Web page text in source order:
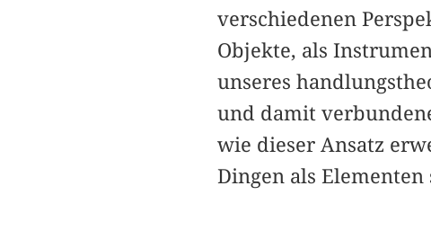
verschiedenen
Objekte, als
unseres
und damit
wie dieser Ansatz
Dingen als